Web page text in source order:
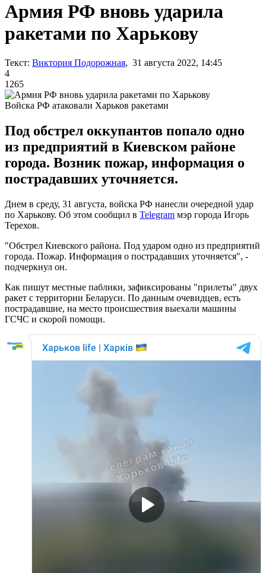
Армия РФ вновь ударила
ракетами по Харькову
Текст: Виктория Подорожная, 31 августа 2022, 14:45
4
1265
Войска РФ атаковали Харьков ракетами
Под обстрел оккупантов попало одно
из предприятий в Киевском районе
города. Возник пожар, информация о
пострадавших уточняется.
Днем в среду, 31 августа, войска РФ нанесли очередной удар
по Харькову. Об этом сообщил в Telegram мэр города Игорь
Терехов.
"Обстрел Киевского района. Под ударом одно из предприятий
города. Пожар. Информация о пострадавших уточняется", -
подчеркнул он.
Как пишут местные паблики, зафиксированы "прилеты" двух
ракет с территории Беларуси. По данным очевидцев, есть
пострадавшие, на место происшествия выехали машины
ГСЧС и скорой помощи.